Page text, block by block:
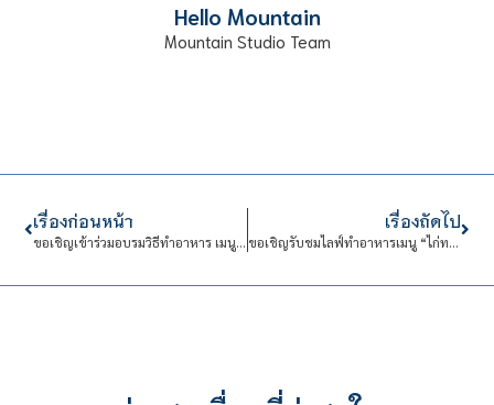
Hello Mountain
Mountain Studio Team
เรื่องก่อนหน้า
ขอเชิญเข้าร่วมอบรมวิธีทำอาหาร เมนู “ข้าวตังหน้าตั้ง เปียกปูนสด และกะลอจึ๊”
เรื่องถัดไป
ขอเชิญรับชมไลฟ์ทำอาหารเมนู “ไก่ทอดซอสพะแนง” และ “กุ้งฟูผัดพริกขิง”